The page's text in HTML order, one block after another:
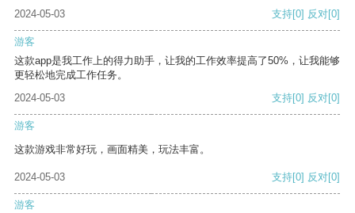
2024-05-03
支持[0] 反对[0]
游客
这款app是我工作上的得力助手，让我的工作效率提高了50%，让我能够
更轻松地完成工作任务。
2024-05-03
支持[0] 反对[0]
游客
这款游戏非常好玩，画面精美，玩法丰富。
2024-05-03 支持[0] 反对[0]
游客